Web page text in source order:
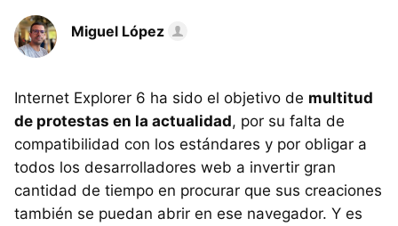
Miguel López
Internet Explorer 6 ha sido el objetivo de multitud
de protestas en la actualidad, por su falta de
compatibilidad con los estándares y por obligar a
todos los desarrolladores web a invertir gran
cantidad de tiempo en procurar que sus creaciones
también se puedan abrir en ese navegador. Y es